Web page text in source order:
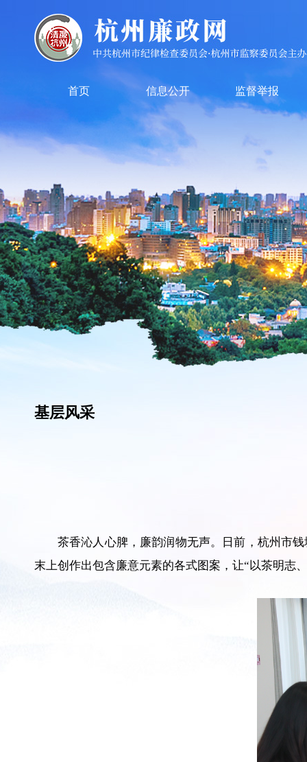
首页 信息公开 监督举报
基层风采
茶香沁人心脾，廉韵润物无声。日前，杭州市
末上创作出包含廉意元素的各式图案，让“以茶明志